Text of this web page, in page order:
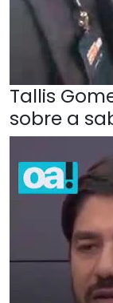
Tallis
sobre a